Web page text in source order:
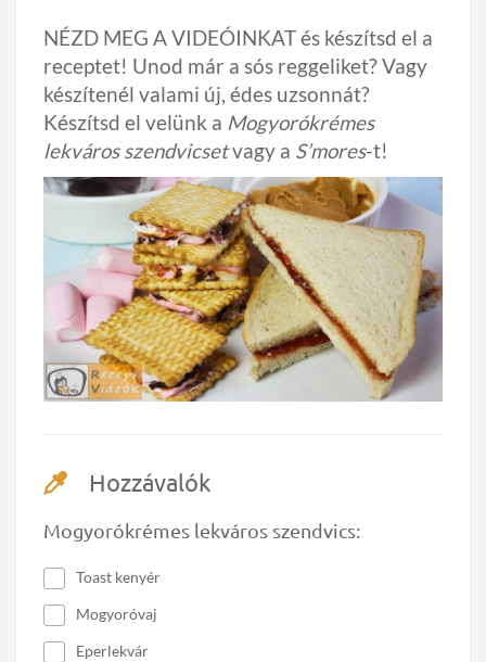
NÉZD MEG A VIDEÓINKAT és készítsd el a
receptet! Unod már a sós reggeliket? Vagy
készítenél valami új, édes uzsonnát?
Készítsd el velünk a Mogyorókrémes
lekváros szendvicsetvagy a S’mores-t!
Hozzávalók
Mogyorókrémes lekváros szendvics:
Toast kenyér
Mogyoróvaj
Eperlekvár